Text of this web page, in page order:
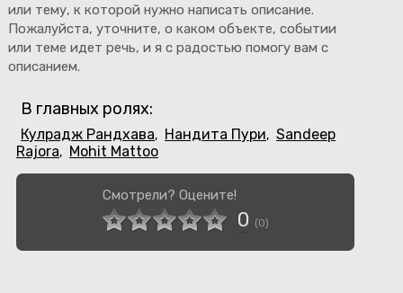
или тему, к которой нужно написать описание.
Пожалуйста, уточните, о каком объекте, событии
или теме идет речь, и я с радостью помогу вам с
описанием.
В главных ролях:
Кулрадж Рандхава, Нандита Пури, Sandeep
Rajora, Mohit Mattoo
Смотрели? Оцените!
0 (0)